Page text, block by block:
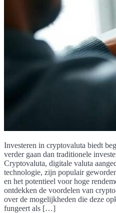
Investeren in cryptovaluta biedt
verder gaan dan traditionele
Cryptovaluta, digitale valuta
technologie, zijn populair
en het potentieel voor hoge
ontdekken de voordelen van
over de mogelijkheden die deze
fungeert als […]